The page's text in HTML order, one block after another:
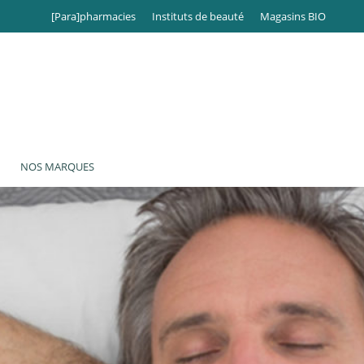
[Para]pharmacies Instituts de beauté Magasins BIO
RESPONSABLES
NOS MARQUES